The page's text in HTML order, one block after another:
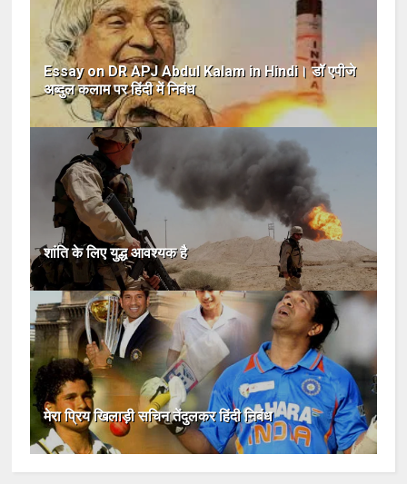
Essay on DR APJ Abdul Kalam in Hindi। डॉ एपीजे
अब्दुल कलाम पर हिंदी में निबंध
शांति के लिए युद्ध आवश्यक है
मेरा प्रिय खिलाड़ी सचिन तेंदुलकर हिंदी निबंध